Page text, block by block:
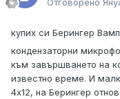
Отговорено
купих си Берингер
кондензаторни
към завършването на
известно време. И
4х12, на Берингер